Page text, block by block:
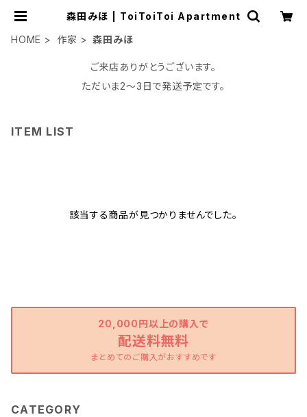
森田みほ | ToiToiToi Apartment
HOME
作家 森田みほ
ご来店ありがとうございます。
ただいま2〜3日で発送予定です。
ITEM LIST
該当する商品が見つかりませんでした。
20,000円以上の購入で
配送料無料
まとめてのご購入がおすすめです
CATEGORY